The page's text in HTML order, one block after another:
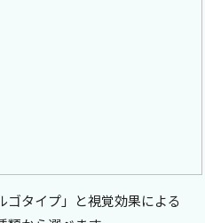
タイプ」と視覚効果による